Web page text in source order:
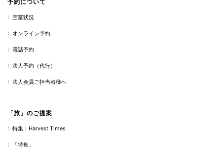
予約について
空室状況
オンライン予約
電話予約
法人予約（代行）
法人会員ご担当者様へ
「旅」のご提案
特集｜Harvest Times
「特集」